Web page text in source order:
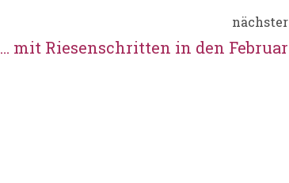
nächster
… mit Riesenschritten in den Februar